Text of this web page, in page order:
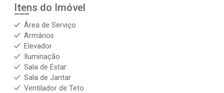
Itens do Imóvel
Área de Serviço
Armários
Elevador
Iluminação
Sala de Estar
Sala de Jantar
Ventilador de Teto